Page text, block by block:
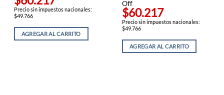
Precio sin impuestos nacionales:
$49.766
AGREGAR AL CARRITO
Off
$60.217
Precio sin impuestos nacionales:
$49.766
AGREGAR AL CARRITO